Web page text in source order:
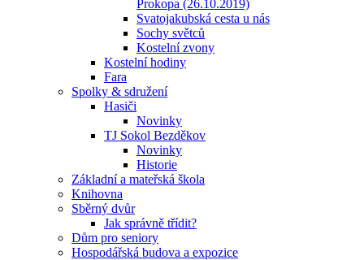
Prokopa (26.10.2019)
Svatojakubská cesta u nás
Sochy světců
Kostelní zvony
Kostelní hodiny
Fara
Spolky & sdružení
Hasiči
Novinky
TJ Sokol Bezděkov
Novinky
Historie
Základní a mateřská škola
Knihovna
Sběrný dvůr
Jak správně třídit?
Dům pro seniory
Hospodářská budova a expozice